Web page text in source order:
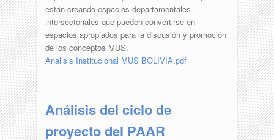
están creando espacios departamentales
intersectoriales que pueden convertirse en
espacios apropiados para la discusión y promoción
de los conceptos MUS.
Analisis Institucional MUS BOLIVIA.pdf
Análisis del ciclo de
proyecto del PAAR